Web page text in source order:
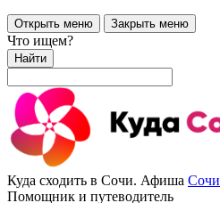
Открыть меню Закрыть меню
Что ищем?
Найти
Куда сходить в Сочи. Афиша Сочи
Помощник и путеводитель